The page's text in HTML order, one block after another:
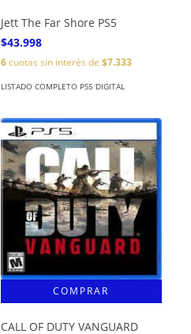
Jett The Far Shore PS5
$43.998
6cuotas sin interés de $7.333
LISTADO COMPLETO PS5 DIGITAL
CALL OF DUTY VANGUARD